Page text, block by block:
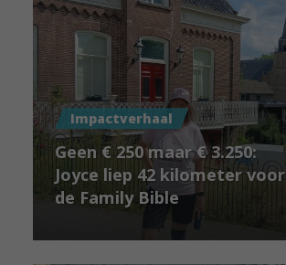
Impactverhaal
Geen € 250 maar € 3.250:
Joyce liep 42 kilometer voor
de Family Bible